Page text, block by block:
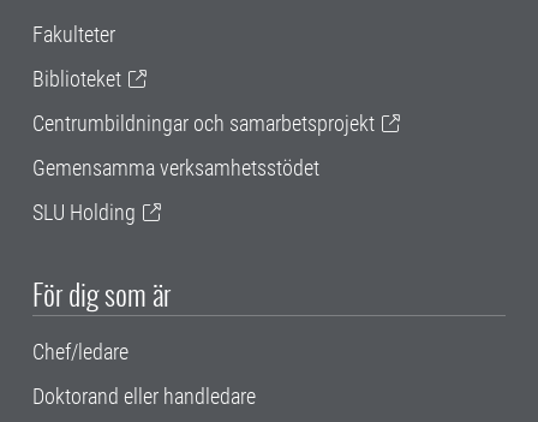
Fakulteter
Biblioteket
Centrumbildningar och samarbetsprojekt
Gemensamma verksamhetsstödet
SLU Holding
För dig som är
Chef/ledare
Doktorand eller handledare